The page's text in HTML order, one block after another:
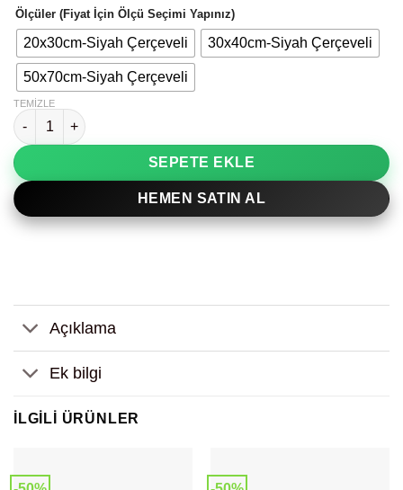
Ölçüler (Fiyat İçin Ölçü Seçimi Yapınız)
20x30cm-Siyah Çerçeveli 30x40cm-Siyah Çerçeveli
50x70cm-Siyah Çerçeveli
TEMIZLE
Parça Renkli Kadın Yüzü Dekoratif Tablo adet
SEPETE EKLE
HEMEN SATIN AL
Açıklama
Ek bilgi
İLGILI ÜRÜNLER